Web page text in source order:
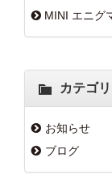
MINI エニグ
カテゴ
お知らせ
ブログ